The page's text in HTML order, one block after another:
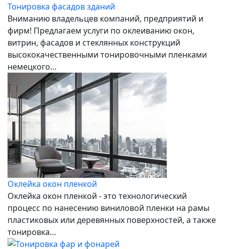
Тонировка фасадов зданий
Вниманию владельцев компаний, предприятий и
фирм! Предлагаем услуги по оклеиванию окон,
витрин, фасадов и стеклянных конструкций
высококачественными тонировочными пленками
немецкого…
Оклейка окон пленкой
Оклейка окон пленкой - это технологический
процесс по нанесению виниловой пленки на рамы
пластиковых или деревянных поверхностей, а также
тонировка…